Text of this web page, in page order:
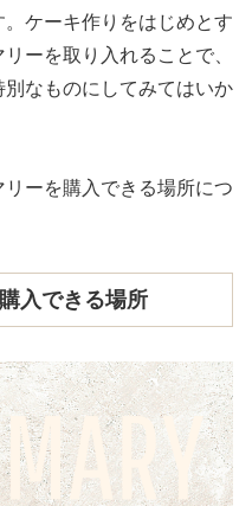
ケーキ作りをはじめとす
ーを取り入れることで、
なものにしてみてはいか
ーを購入できる場所につ
入できる場所